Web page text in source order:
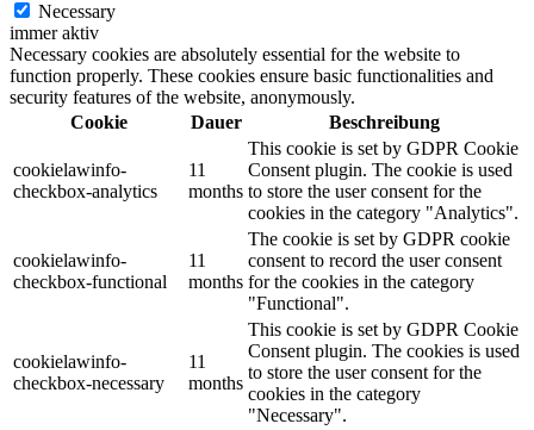
Necessary
immer aktiv
Necessary cookies are absolutely essential for the website to
function properly. These cookies ensure basic functionalities and
security features of the website, anonymously.
Cookie
Dauer Beschreibung
cookielawinfo-
checkbox-analytics
11
months
This cookie is set by GDPR Cookie
Consent plugin. The cookie is used
to store the user consent for the
cookies in the category "Analytics".
cookielawinfo-
checkbox-functional
11
months
The cookie is set by GDPR cookie
consent to record the user consent
for the cookies in the category
"Functional".
cookielawinfo-
checkbox-necessary
11
months
This cookie is set by GDPR Cookie
Consent plugin. The cookies is used
to store the user consent for the
cookies in the category
"Necessary".